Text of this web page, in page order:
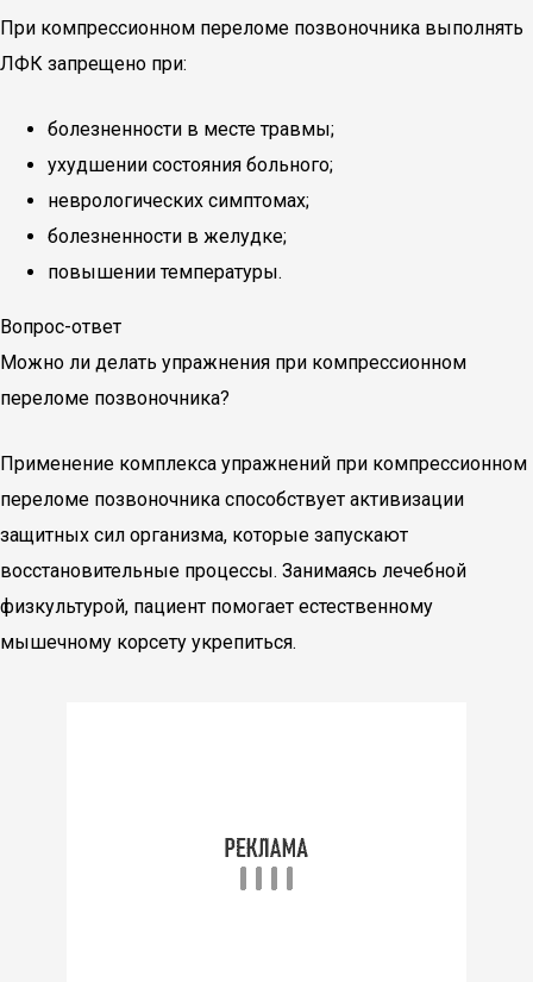
При компрессионном переломе позвоночника выполнять
ЛФК запрещено при:
болезненности в месте травмы;
ухудшении состояния больного;
неврологических симптомах;
болезненности в желудке;
повышении температуры.
Вопрос-ответ
Можно ли делать упражнения при компрессионном
переломе позвоночника?
Применение комплекса упражнений при компрессионном
переломе позвоночника способствует активизации
защитных сил организма, которые запускают
восстановительные процессы. Занимаясь лечебной
физкультурой, пациент помогает естественному
мышечному корсету укрепиться.